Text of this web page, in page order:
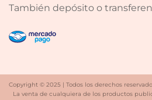
También depósito o
Copyright © 2025 | Todos los derechos
La venta de cualquiera de los productos